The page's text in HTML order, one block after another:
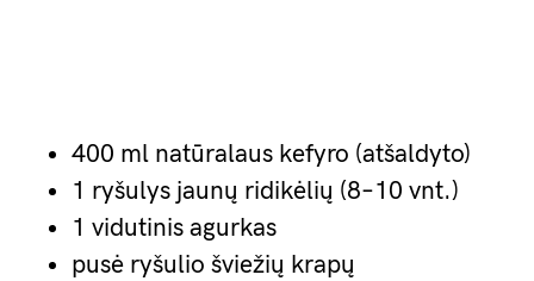
400 ml natūralaus kefyro (atšaldyto)
1 ryšulys jaunų ridikėlių (8–10 vnt.)
1 vidutinis agurkas
pusė ryšulio šviežių krapų